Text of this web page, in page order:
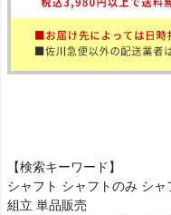
【検索キーワード】
シャフト シャフトのみ シ
組立 単品販売